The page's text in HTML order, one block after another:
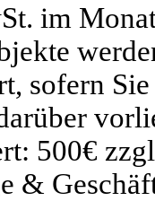
im
sofern
500€
&